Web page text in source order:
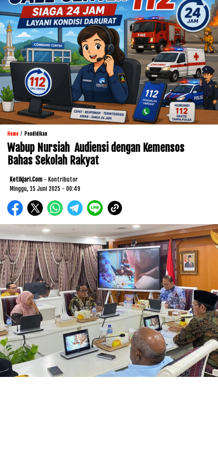
Home / Pendidikan
Wabup Nursiah Audiensi dengan Kemensos
Bahas Sekolah Rakyat
Ketikjari.com - Kontributor
Minggu, 15 Juni 2025 - 00:49